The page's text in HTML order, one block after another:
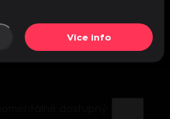
Více info